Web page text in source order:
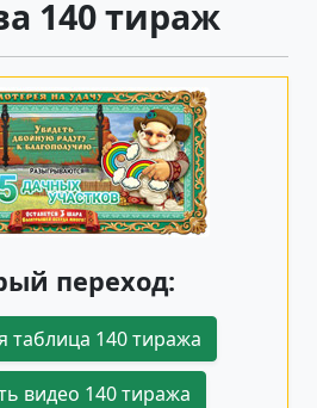
140 тираж
переход:
таблица 140 тиража
видео 140 тиража